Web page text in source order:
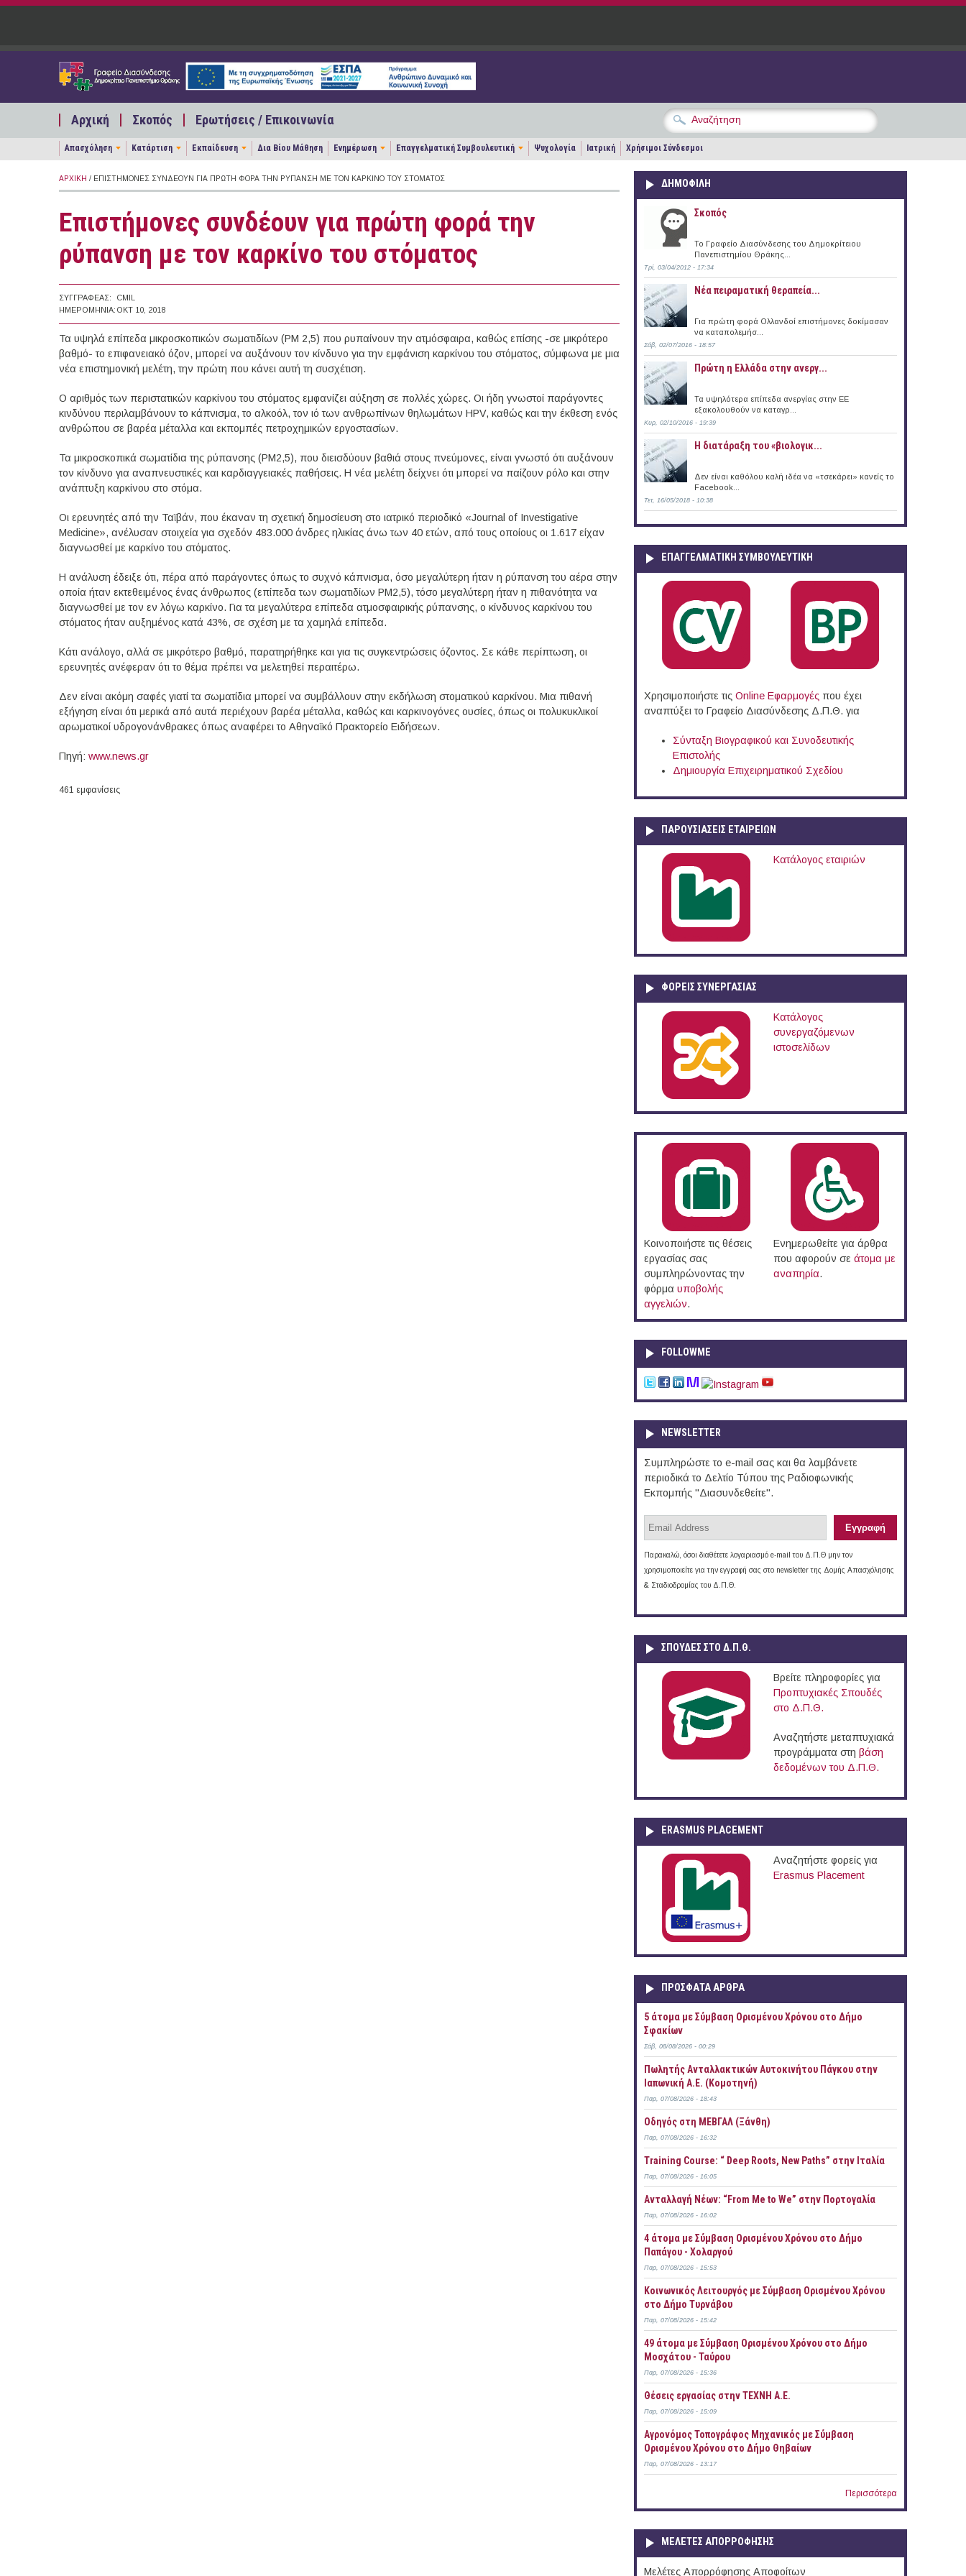
Παράκαμψη προς το κυρίως περιεχόμενο
Αρχική Σκοπός Ερωτήσεις / Επικοινωνία
Απασχόληση Κατάρτιση Εκπαίδευση Δια Βίου Μάθηση Ενημέρωση Επαγγελματική Συμβουλευτική Ψυχολογία Ιατρική Χρήσιμοι Σύνδεσμοι
ΑΡΧΙΚΉ / ΕΠΙΣΤΉΜΟΝΕΣ ΣΥΝΔΈΟΥΝ ΓΙΑ ΠΡΏΤΗ ΦΟΡΆ ΤΗΝ ΡΎΠΑΝΣΗ ΜΕ ΤΟΝ ΚΑΡΚΊΝΟ ΤΟΥ ΣΤΌΜΑΤΟΣ
Επιστήμονες συνδέουν για πρώτη φορά την
ρύπανση με τον καρκίνο του στόματος
ΣΥΓΓΡΑΦΈΑΣ:
CMIL
ΗΜΕΡΟΜΗΝΊΑ: ΟΚΤ 10, 2018
Τα υψηλά επίπεδα μικροσκοπικών σωματιδίων (ΡΜ 2,5) που ρυπαίνουν την ατμόσφαιρα, καθώς επίσης -σε μικρότερο
βαθμό- το επιφανειακό όζον, μπορεί να αυξάνουν τον κίνδυνο για την εμφάνιση καρκίνου του στόματος, σύμφωνα με μια
νέα επιστημονική μελέτη, την πρώτη που κάνει αυτή τη συσχέτιση.
Ο αριθμός των περιστατικών καρκίνου του στόματος εμφανίζει αύξηση σε πολλές χώρες. Οι ήδη γνωστοί παράγοντες
κινδύνου περιλαμβάνουν το κάπνισμα, το αλκοόλ, τον ιό των ανθρωπίνων θηλωμάτων HPV, καθώς και την έκθεση ενός
ανθρώπου σε βαρέα μέταλλα και εκπομπές πετροχημικών εργοστασίων.
Τα μικροσκοπικά σωματίδια της ρύπανσης (ΡΜ2,5), που διεισδύουν βαθιά στους πνεύμονες, είναι γνωστό ότι αυξάνουν
τον κίνδυνο για αναπνευστικές και καρδιαγγειακές παθήσεις. Η νέα μελέτη δείχνει ότι μπορεί να παίζουν ρόλο και στην
ανάπτυξη καρκίνου στο στόμα.
Οι ερευνητές από την Ταϊβάν, που έκαναν τη σχετική δημοσίευση στο ιατρικό περιοδικό «Journal of Investigative
Medicine», ανέλυσαν στοιχεία για σχεδόν 483.000 άνδρες ηλικίας άνω των 40 ετών, από τους οποίους οι 1.617 είχαν
διαγνωσθεί με καρκίνο του στόματος.
Η ανάλυση έδειξε ότι, πέρα από παράγοντες όπως το συχνό κάπνισμα, όσο μεγαλύτερη ήταν η ρύπανση του αέρα στην
οποία ήταν εκτεθειμένος ένας άνθρωπος (επίπεδα των σωματιδίων ΡΜ2,5), τόσο μεγαλύτερη ήταν η πιθανότητα να
διαγνωσθεί με τον εν λόγω καρκίνο. Για τα μεγαλύτερα επίπεδα ατμοσφαιρικής ρύπανσης, ο κίνδυνος καρκίνου του
στόματος ήταν αυξημένος κατά 43%, σε σχέση με τα χαμηλά επίπεδα.
Κάτι ανάλογο, αλλά σε μικρότερο βαθμό, παρατηρήθηκε και για τις συγκεντρώσεις όζοντος. Σε κάθε περίπτωση, οι
ερευνητές ανέφεραν ότι το θέμα πρέπει να μελετηθεί περαιτέρω.
Δεν είναι ακόμη σαφές γιατί τα σωματίδια μπορεί να συμβάλλουν στην εκδήλωση στοματικού καρκίνου. Μια πιθανή
εξήγηση είναι ότι μερικά από αυτά περιέχουν βαρέα μέταλλα, καθώς και καρκινογόνες ουσίες, όπως οι πολυκυκλικοί
αρωματικοί υδρογονάνθρακες όπως αναφέρει το Αθηναϊκό Πρακτορείο Ειδήσεων.
Πηγή: www.news.gr
461 εμφανίσεις
ΔΗΜΟΦΙΛΗ
Σκοπός
Το Γραφείο Διασύνδεσης του Δημοκρίτειου
Πανεπιστημίου Θράκης...
Τρί, 03/04/2012 - 17:34
Νέα πειραματική θεραπεία...
Για πρώτη φορά Ολλανδοί επιστήμονες δοκίμασαν
να καταπολεμήσ...
Σάβ, 02/07/2016 - 18:57
Πρώτη η Ελλάδα στην ανεργ...
Τα υψηλότερα επίπεδα ανεργίας στην ΕΕ
εξακολουθούν να καταγρ...
Κυρ, 02/10/2016 - 19:39
Η διατάραξη του «βιολογικ...
Δεν είναι καθόλου καλή ιδέα να «τσεκάρει» κανείς το
Facebook...
Τετ, 16/05/2018 - 10:38
ΕΠΑΓΓΕΛΜΑΤΙΚΉ ΣΥΜΒΟΥΛΕΥΤΙΚΉ
Χρησιμοποιήστε τις Online Eφαρμογές που έχει
αναπτύξει το Γραφείο Διασύνδεσης Δ.Π.Θ. για
Σύνταξη Βιογραφικού και Συνοδευτικής
Επιστολής
Δημιουργία Επιχειρηματικού Σχεδίου
ΠΑΡΟΥΣΙΆΣΕΙΣ ΕΤΑΙΡΕΙΏΝ
Κατάλογος εταιριών
ΦΟΡΕΙΣ ΣΥΝΕΡΓΑΣΙΑΣ
Κατάλογος
συνεργαζόμενων
ιστοσελίδων
Κοινοποιήστε τις θέσεις
εργασίας σας
συμπληρώνοντας την
φόρμα υποβολής
αγγελιών.
Ενημερωθείτε για άρθρα
που αφορούν σε άτομα με
αναπηρία.
FOLLOWME
NEWSLETTER
Συμπληρώστε το e-mail σας και θα λαμβάνετε
περιοδικά το Δελτίο Τύπου της Ραδιοφωνικής
Εκπομπής "Διασυνδεθείτε".
Παρακαλώ, όσοι διαθέτετε λογαριασμό e-mail του Δ.Π.Θ μην τον
χρησιμοποιείτε για την εγγραφή σας στο newsletter της Δομής Απασχόλησης
& Σταδιοδρομίας του Δ.Π.Θ.
ΣΠΟΥΔΈΣ ΣΤΟ Δ.Π.Θ.
Βρείτε πληροφορίες για
Προπτυχιακές Σπουδές
στο Δ.Π.Θ.
Αναζητήστε μεταπτυχιακά
προγράμματα στη βάση
δεδομένων του Δ.Π.Θ.
ERASMUS PLACEMENT
Αναζητήστε φορείς για
Erasmus Placement
ΠΡOΣΦΑΤΑ AΡΘΡΑ
5 άτομα με Σύμβαση Ορισμένου Χρόνου στο Δήμο
Σφακίων
Σάβ, 08/08/2026 - 00:29
Πωλητής Ανταλλακτικών Αυτοκινήτου Πάγκου στην
Ιαπωνική Α.Ε. (Κομοτηνή)
Παρ, 07/08/2026 - 18:43
Οδηγός στη ΜΕΒΓΑΛ (Ξάνθη)
Παρ, 07/08/2026 - 16:32
Training Course: “ Deep Roots, New Paths” στην Ιταλία
Παρ, 07/08/2026 - 16:05
Ανταλλαγή Νέων: “From Me to We” στην Πορτογαλία
Παρ, 07/08/2026 - 16:02
4 άτομα με Σύμβαση Ορισμένου Χρόνου στο Δήμο
Παπάγου - Χολαργού
Παρ, 07/08/2026 - 15:53
Κοινωνικός Λειτουργός με Σύμβαση Ορισμένου Χρόνου
στο Δήμο Τυρνάβου
Παρ, 07/08/2026 - 15:42
49 άτομα με Σύμβαση Ορισμένου Χρόνου στο Δήμο
Μοσχάτου - Ταύρου
Παρ, 07/08/2026 - 15:36
Θέσεις εργασίας στην ΤΕΧΝΗ Α.Ε.
Παρ, 07/08/2026 - 15:09
Αγρονόμος Τοπογράφος Μηχανικός με Σύμβαση
Ορισμένου Χρόνου στο Δήμο Θηβαίων
Παρ, 07/08/2026 - 13:17
Περισσότερα
ΜΕΛΕΤΕΣ ΑΠΟΡΡΟΦΗΣΗΣ
Μελέτες Απορρόφησης Αποφοίτων